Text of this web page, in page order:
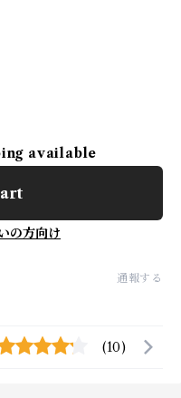
available
の方向け
通報する
(10)